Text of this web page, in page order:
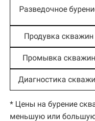
Разведочное
Продувка скважин
Промывка скважин
Диагностика
* Цены на бурение
меньшую или большую